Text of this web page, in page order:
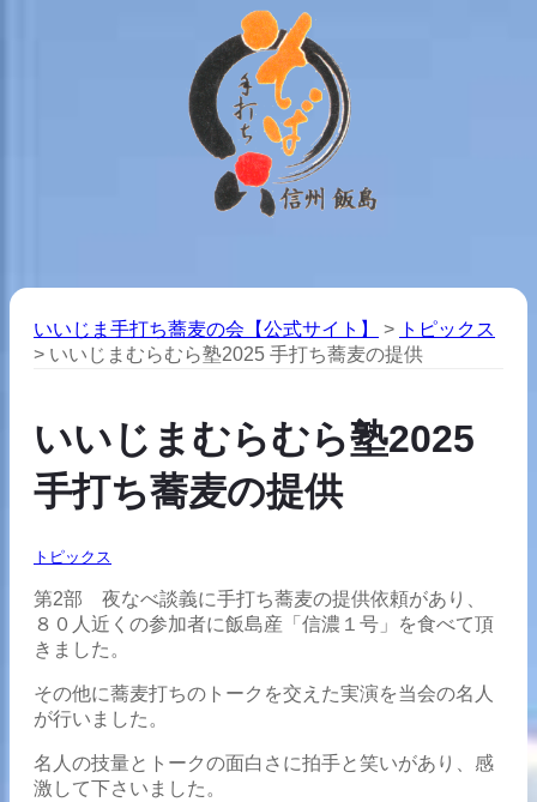
いいじま手打ち蕎麦の会【公式サイト】 > トピックス
> いいじまむらむら塾2025 手打ち蕎麦の提供
いいじまむらむら塾2025
手打ち蕎麦の提供
トピックス
第2部 夜なべ談義に手打ち蕎麦の提供依頼があり、
８０人近くの参加者に飯島産「信濃１号」を食べて頂
きました。
その他に蕎麦打ちのトークを交えた実演を当会の名人
が行いました。
名人の技量とトークの面白さに拍手と笑いがあり、感
激して下さいました。